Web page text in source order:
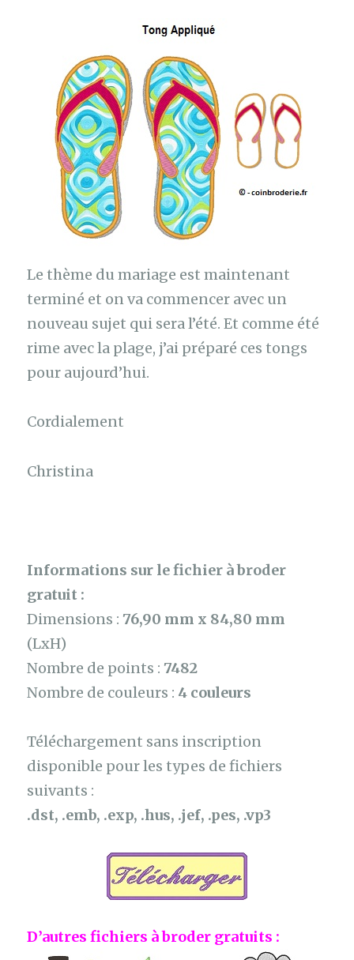
Le thème du mariage est maintenant
terminé et on va commencer avec un
nouveau sujet qui sera l’été. Et comme été
rime avec la plage, j’ai préparé ces tongs
pour aujourd’hui.
Cordialement
Christina
Informations sur le fichier à broder
gratuit :
Dimensions : 76,90 mm x 84,80 mm
(LxH)
Nombre de points : 7482
Nombre de couleurs : 4 couleurs
Téléchargement sans inscription
disponible pour les types de fichiers
suivants :
.dst, .emb, .exp, .hus, .jef, .pes, .vp3
D’autres fichiers à broder gratuits :